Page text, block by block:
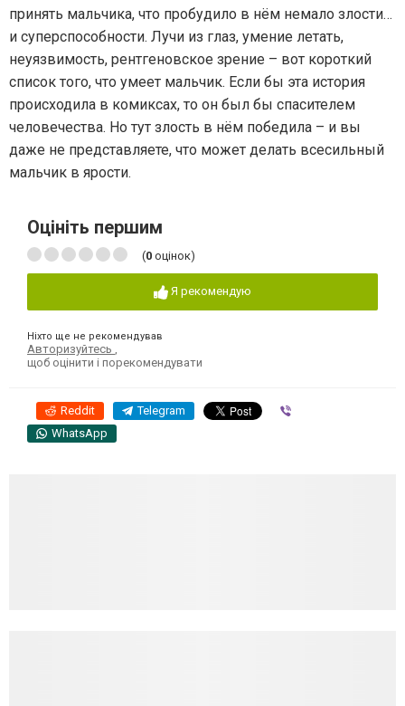
принять мальчика, что пробудило в нём немало злости…
и суперспособности. Лучи из глаз, умение летать,
неуязвимость, рентгеновское зрение – вот короткий
список того, что умеет мальчик. Если бы эта история
происходила в комиксах, то он был бы спасителем
человечества. Но тут злость в нём победила – и вы
даже не представляете, что может делать всесильный
мальчик в ярости.
Оцініть першим
(0 оцінок)
Я рекомендую
Ніхто ще не рекомендував
Авторизуйтесь
щоб оцінити і порекомендувати
Reddit Telegram
WhatsApp